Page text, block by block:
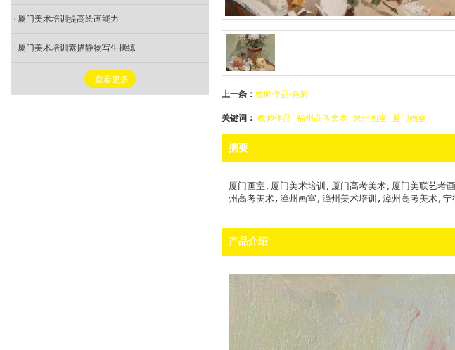
上一条： 教师作品-色彩
关键词： 教师作品 福州高考美术 泉州画室 厦门画室
摘要
厦门画室,厦门美术培训,厦门高考美术,厦门美联艺
州高考美术,漳州画室,漳州美术培训,漳州高考美术,
产品介绍
- 行政管理
厦门美术培训提高绘画能力
厦门美术培训素描静物写生操练
查看更多